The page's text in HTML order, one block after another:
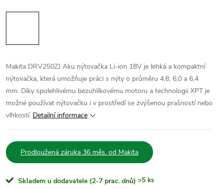
Makita DRV250ZJ Aku nýtovačka Li-ion 18V je lehká a kompaktní
nýtovačka, která umožňuje práci s nýty o průměru 4,8, 6,0 a 6,4
mm. Díky spolehlivému bezuhlíkovému motoru a technologii XPT je
možné používat nýtovačku i v prostředí se zvýšenou prašností nebo
vlhkostí. Detailní informace
Prodloužená záruka 36 měs. od Makita
Skladem u dodavatele (2-7 prac. dnů) >5 ks